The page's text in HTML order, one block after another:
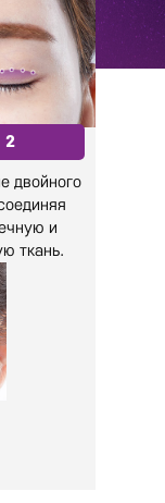
2
двойного
и
ткань.